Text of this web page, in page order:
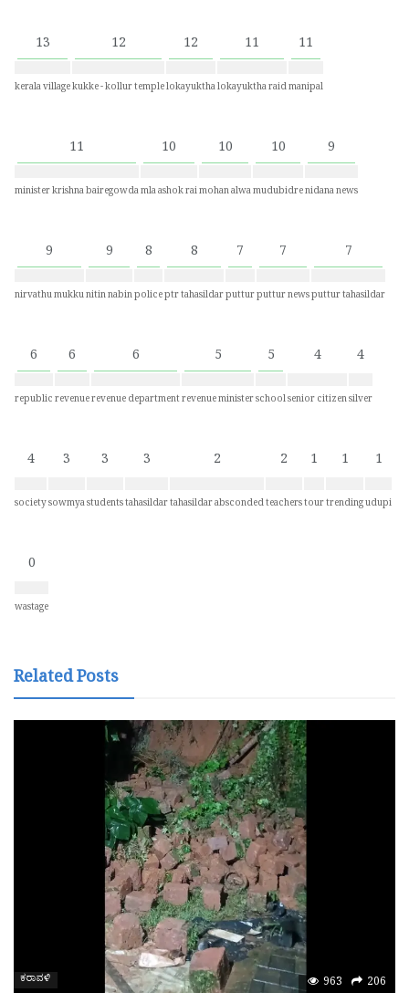
13
kerala village
12
kukke - kollur temple
12
lokayuktha
11
lokayuktha raid
11
manipal
11
minister krishna bairegowda
10
mla ashok rai
10
mohan alwa
10
mudubidre
9
nidana news
9
nirvathu mukku
9
nitin nabin
8
police
8
ptr tahasildar
7
puttur
7
puttur news
7
puttur tahasildar
6
republic
6
revenue
6
revenue department
5
revenue minister
5
school
4
senior citizen
4
silver
4
society
3
sowmya
3
students
3
tahasildar
2
tahasildar absconded
2
teachers
1
tour
1
trending
1
udupi
0
wastage
Related Posts
ಕರಾವಳಿ 963 206